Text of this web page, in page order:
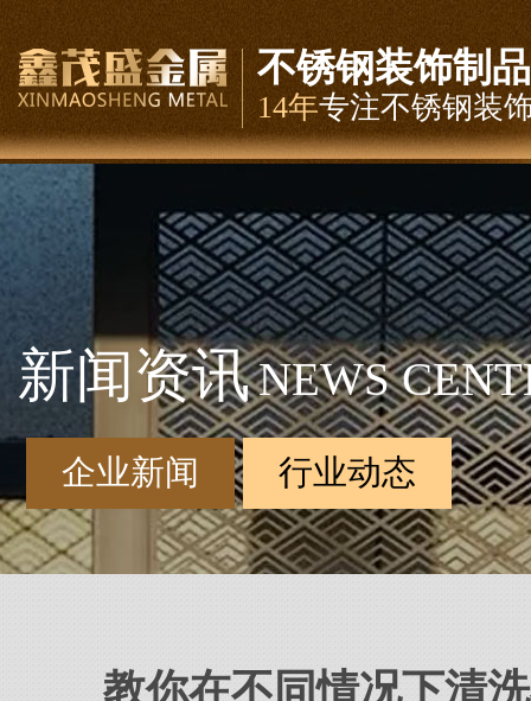
不锈钢装饰制品
14年专注不锈钢装
新闻资讯NEWS
企业新闻 行业动态
教你在不同情况下清